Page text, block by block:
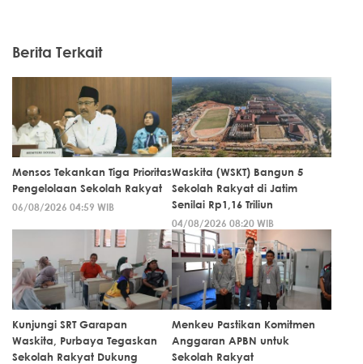
Berita Terkait
Mensos Tekankan Tiga Prioritas
Pengelolaan Sekolah Rakyat
06/08/2026 04:59 WIB
Waskita (WSKT) Bangun 5
Sekolah Rakyat di Jatim
Senilai Rp1,16 Triliun
04/08/2026 08:20 WIB
Kunjungi SRT Garapan
Waskita, Purbaya Tegaskan
Sekolah Rakyat Dukung
Menkeu Pastikan Komitmen
Anggaran APBN untuk
Sekolah Rakyat